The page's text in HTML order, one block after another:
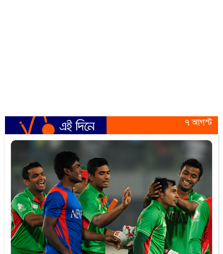
৭ আগস্ট